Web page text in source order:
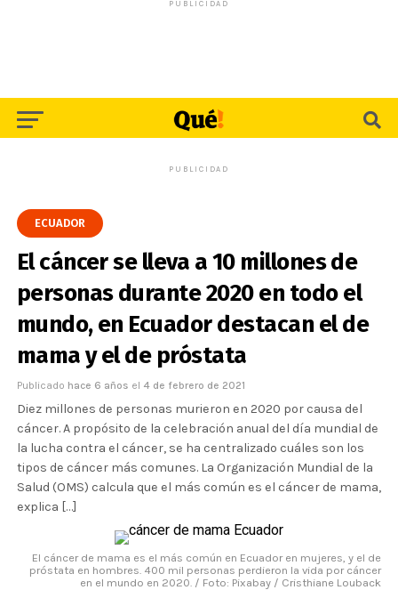
PUBLICIDAD
PUBLICIDAD
ECUADOR
El cáncer se lleva a 10 millones de
personas durante 2020 en todo el
mundo, en Ecuador destacan el de
mama y el de próstata
Publicado hace 6 años el 4 de febrero de 2021
Diez millones de personas murieron en 2020 por causa del
cáncer. A propósito de la celebración anual del día mundial de
la lucha contra el cáncer, se ha centralizado cuáles son los
tipos de cáncer más comunes. La Organización Mundial de la
Salud (OMS) calcula que el más común es el cáncer de mama,
explica […]
El cáncer de mama es el más común en Ecuador en mujeres, y el de
próstata en hombres. 400 mil personas perdieron la vida por cáncer
en el mundo en 2020. / Foto: Pixabay / Cristhiane Louback